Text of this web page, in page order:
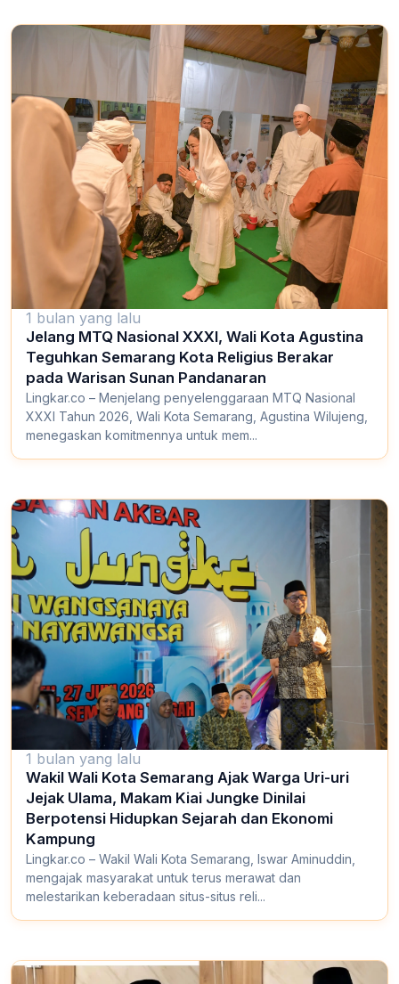
1 bulan yang lalu
Jelang MTQ Nasional XXXI, Wali Kota Agustina
Teguhkan Semarang Kota Religius Berakar
pada Warisan Sunan Pandanaran
Lingkar.co – Menjelang penyelenggaraan MTQ Nasional
XXXI Tahun 2026, Wali Kota Semarang, Agustina Wilujeng,
menegaskan komitmennya untuk mem...
1 bulan yang lalu
Wakil Wali Kota Semarang Ajak Warga Uri-uri
Jejak Ulama, Makam Kiai Jungke Dinilai
Berpotensi Hidupkan Sejarah dan Ekonomi
Kampung
Lingkar.co – Wakil Wali Kota Semarang, Iswar Aminuddin,
mengajak masyarakat untuk terus merawat dan
melestarikan keberadaan situs-situs reli...